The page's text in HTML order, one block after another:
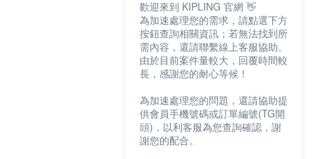
歡迎來到 KIPLING 官網 👋
為加速處理您的需求，請點選下方
按鈕查詢相關資訊；若無法找到所
需內容，還請聯繫線上客服協助。
由於目前案件量較大，回覆時間較
長，感謝您的耐心等候！
為加速處理您的問題，還請協助提
供會員手機號碼或訂單編號(TG開
頭)，以利客服為您查詢確認，謝
謝您的配合。